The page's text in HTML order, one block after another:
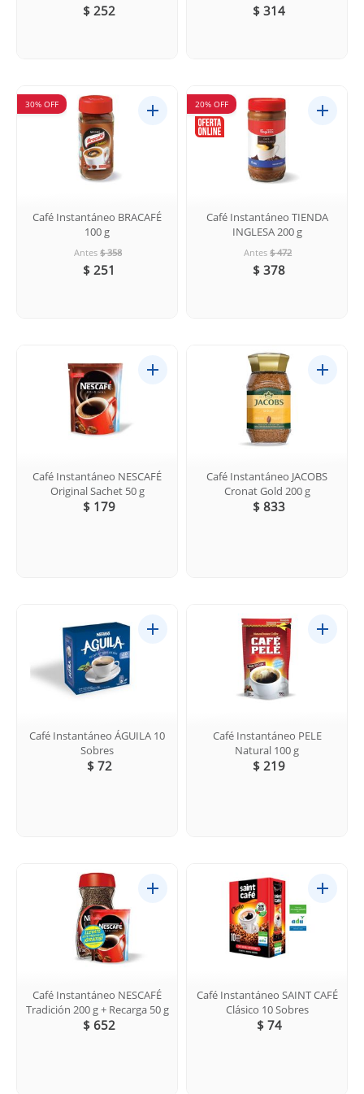
$ 252 $ 314
30% OFF
Café Instantáneo BRACAFÉ
100 g
Antes $ 358
$ 251
20% OFF
Café Instantáneo TIENDA
INGLESA 200 g
Antes $ 472
$ 378
Café Instantáneo NESCAFÉ
Original Sachet 50 g
$ 179
Café Instantáneo JACOBS
Cronat Gold 200 g
$ 833
Café Instantáneo ÁGUILA 10
Sobres
$ 72
Café Instantáneo PELE
Natural 100 g
$ 219
Café Instantáneo NESCAFÉ
Tradición 200 g + Recarga 50 g
$ 652
Café Instantáneo SAINT CAFÉ
Clásico 10 Sobres
$ 74